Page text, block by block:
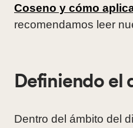
Coseno y cómo
recomendamos leer
Definiendo el
Dentro del ámbito del